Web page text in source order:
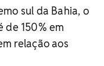
sul da Bahia, o
de 150% em
relação aos